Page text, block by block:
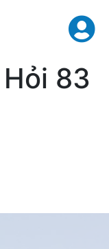
83